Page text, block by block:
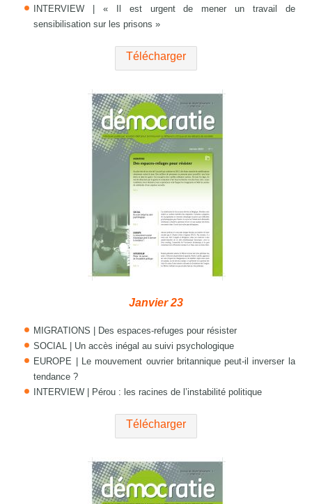
INTERVIEW | « Il est urgent de mener un travail de
sensibilisation sur les prisons »
Télécharger
Janvier 23
MIGRATIONS | Des espaces-refuges pour résister
SOCIAL | Un accès inégal au suivi psychologique
EUROPE | Le mouvement ouvrier britannique peut-il inverser la
tendance ?
INTERVIEW | Pérou : les racines de l’instabilité politique
Télécharger